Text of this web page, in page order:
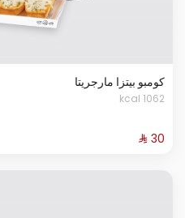
كومبو بيتزا مارجريتا
1062 kcal